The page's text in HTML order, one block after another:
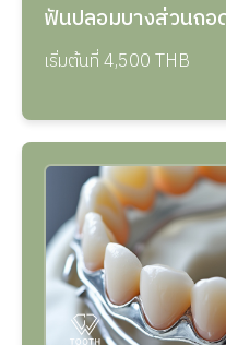
ฟันปลอมบางส่วนถอ
เริ่มต้นที่ 4,500 THB